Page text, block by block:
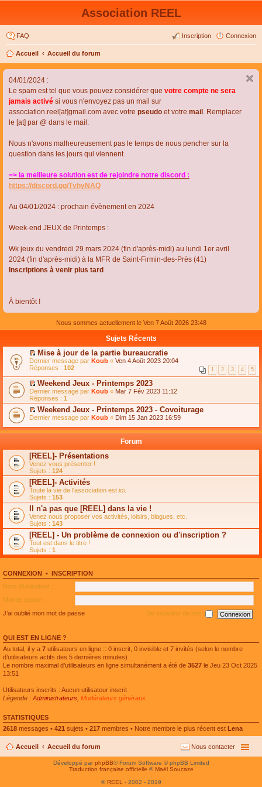
Association REEL
FAQ Connexion
Inscription
Accueil Accueil du forum
04/01/2024 :
Le spam est tel que vous pouvez considérer que votre compte ne sera
jamais activé si vous n'envoyez pas un mail sur
association.reel[at]gmail.com avec votre pseudo et votre mail . Remplacer
le [at] par @ dans le mail.
Nous n'avons malheureusement pas le temps de nous pencher sur la
question dans les jours qui viennent.
=> la meilleure solution est de rejoindre notre discord :
https://discord.gg/TvhyNAQ
Au 04/01/2024 : prochain évènement en 2024
Week-end JEUX de Printemps :
Wk jeux du vendredi 29 mars 2024 (fin d'après-midi) au lundi 1er avril
2024 (fin d'après-midi) à la MFR de Saint-Firmin-des-Près (41)
Inscriptions à venir plus tard
À bientôt !
Nous sommes actuellement le Ven 7 Août 2026 23:48
Sujets Récents
C
o
n
s
u
l
t
e
r
l
e
s
s
a
g
e
n
o
n
l
u
l
e
p
l
u
s
é
c
e
n
t
Mise à jour de la partie bureaucratie
Dernier message par Koub « Ven 4 Août 2023 20:04
Réponses : 102 1 2 3 4 5
C
o
n
s
u
t
l
e
m
e
s
s
a
g
e
n
o
n
l
u
l
e
l
u
s
é
e
Weekend Jeux - Printemps 2023
Dernier message par Koub « Mar 7 Fév 2023 11:12
Réponses : 1
C
n
l
t
e
r
l
e
m
e
s
s
a
g
e
n
o
n
u
l
e
l
s
e
n
t
Weekend Jeux - Printemps 2023 - Covoiturage
Dernier message par Koub « Dim 15 Jan 2023 16:59
Forum
[REEL]- Présentations
Venez vous présenter !
Sujets : 124
[REEL]- Activités
Toute la vie de l'association est ici.
Sujets : 153
Il n'a pas que [REEL] dans la vie !
Venez nous proposer vos activités, loisirs, blagues, etc.
Sujets : 143
[REEL] - Un problème de connexion ou d'inscription ?
Tout est dans le titre !
Sujets : 1
CONNEXION • INSCRIPTION
Nom d’utilisateur :
Mot de passe :
J’ai oublié mon mot de passe
Se souvenir de moi
QUI EST EN LIGNE ?
Au total, il y a 7 utilisateurs en ligne :: 0 inscrit, 0 invisible et 7 invités (selon le nombre
d’utilisateurs actifs des 5 dernières minutes)
Le nombre maximal d’utilisateurs en ligne simultanément a été de 3527 le Jeu 23 Oct 2025
13:51
Utilisateurs inscrits : Aucun utilisateur inscrit
Légende : Administrateurs Modérateurs généraux
STATISTIQUES
2618 messages • 421 sujets • 217 membres • Notre membre le plus récent est Lena
Accueil Accueil du forum Nous contacter
Développé parphpBB® Forum Software © phpBB Limited
Traduction française officielle © Maël Soucaze
© REEL - 2002 - 2019